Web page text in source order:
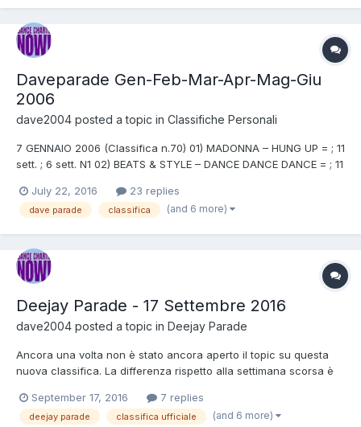
Daveparade Gen-Feb-Mar-Apr-Mag-Giu
2006
dave2004 posted a topic in Classifiche Personali
7 GENNAIO 2006 (Classifica n.70) 01) MADONNA – HUNG UP = ; 11
sett. ; 6 sett. N1 02) BEATS & STYLE – DANCE DANCE DANCE = ; 11
04) AXWELL – WATCH THE SUNRISE -1 ; 13 sett. ; 2 sett. N1 05)
RON CARROLL – THE ONLY WAY IS UP +5 ;...
July 22, 2016 23 replies
dave parade classifica (and 6 more)
Deejay Parade - 17 Settembre 2016
dave2004 posted a topic in Deejay Parade
Ancora una volta non è stato ancora aperto il topic su questa
nuova classifica. La differenza rispetto alla settimana scorsa è
ancora pubblicato. Da un commento spulciato su Facebook
sembra che Jude & Franks sono entrati in classifica no...
September 17, 2016 7 replies
deejay parade classifica ufficiale (and 6 more)